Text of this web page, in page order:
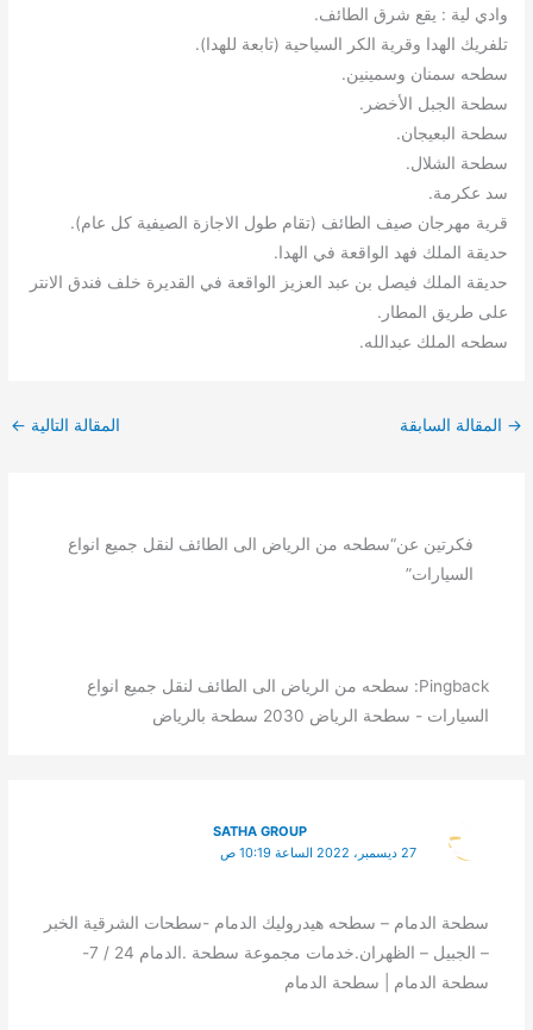
وادي لية : يقع شرق الطائف.
تلفريك الهدا وقرية الكر السياحية (تابعة للهدا).
سطحه سمنان وسمينين.
سطحة الجبل الأخضر.
سطحة البعيجان.
سطحة الشلال.
سد عكرمة.
قرية مهرجان صيف الطائف (تقام طول الاجازة الصيفية كل عام).
حديقة الملك فهد الواقعة في الهدا.
حديقة الملك فيصل بن عبد العزيز الواقعة في القديرة خلف فندق الانتر
على طريق المطار.
سطحه الملك عبدالله.
→ المقالة السابقة المقالة التالية ←
فكرتين عن“سطحه من الرياض الى الطائف لنقل جميع انواع
السيارات”
Pingback: سطحه من الرياض الى الطائف لنقل جميع انواع
السيارات - سطحة الرياض 2030 سطحة بالرياض
SATHA GROUP
27 ديسمبر، 2022 الساعة 10:19 ص
سطحة الدمام – سطحه هيدروليك الدمام -سطحات الشرقية الخبر
– الجبيل – الظهران.خدمات مجموعة سطحة .الدمام 24 / 7-
سطحة الدمام | سطحة الدمام